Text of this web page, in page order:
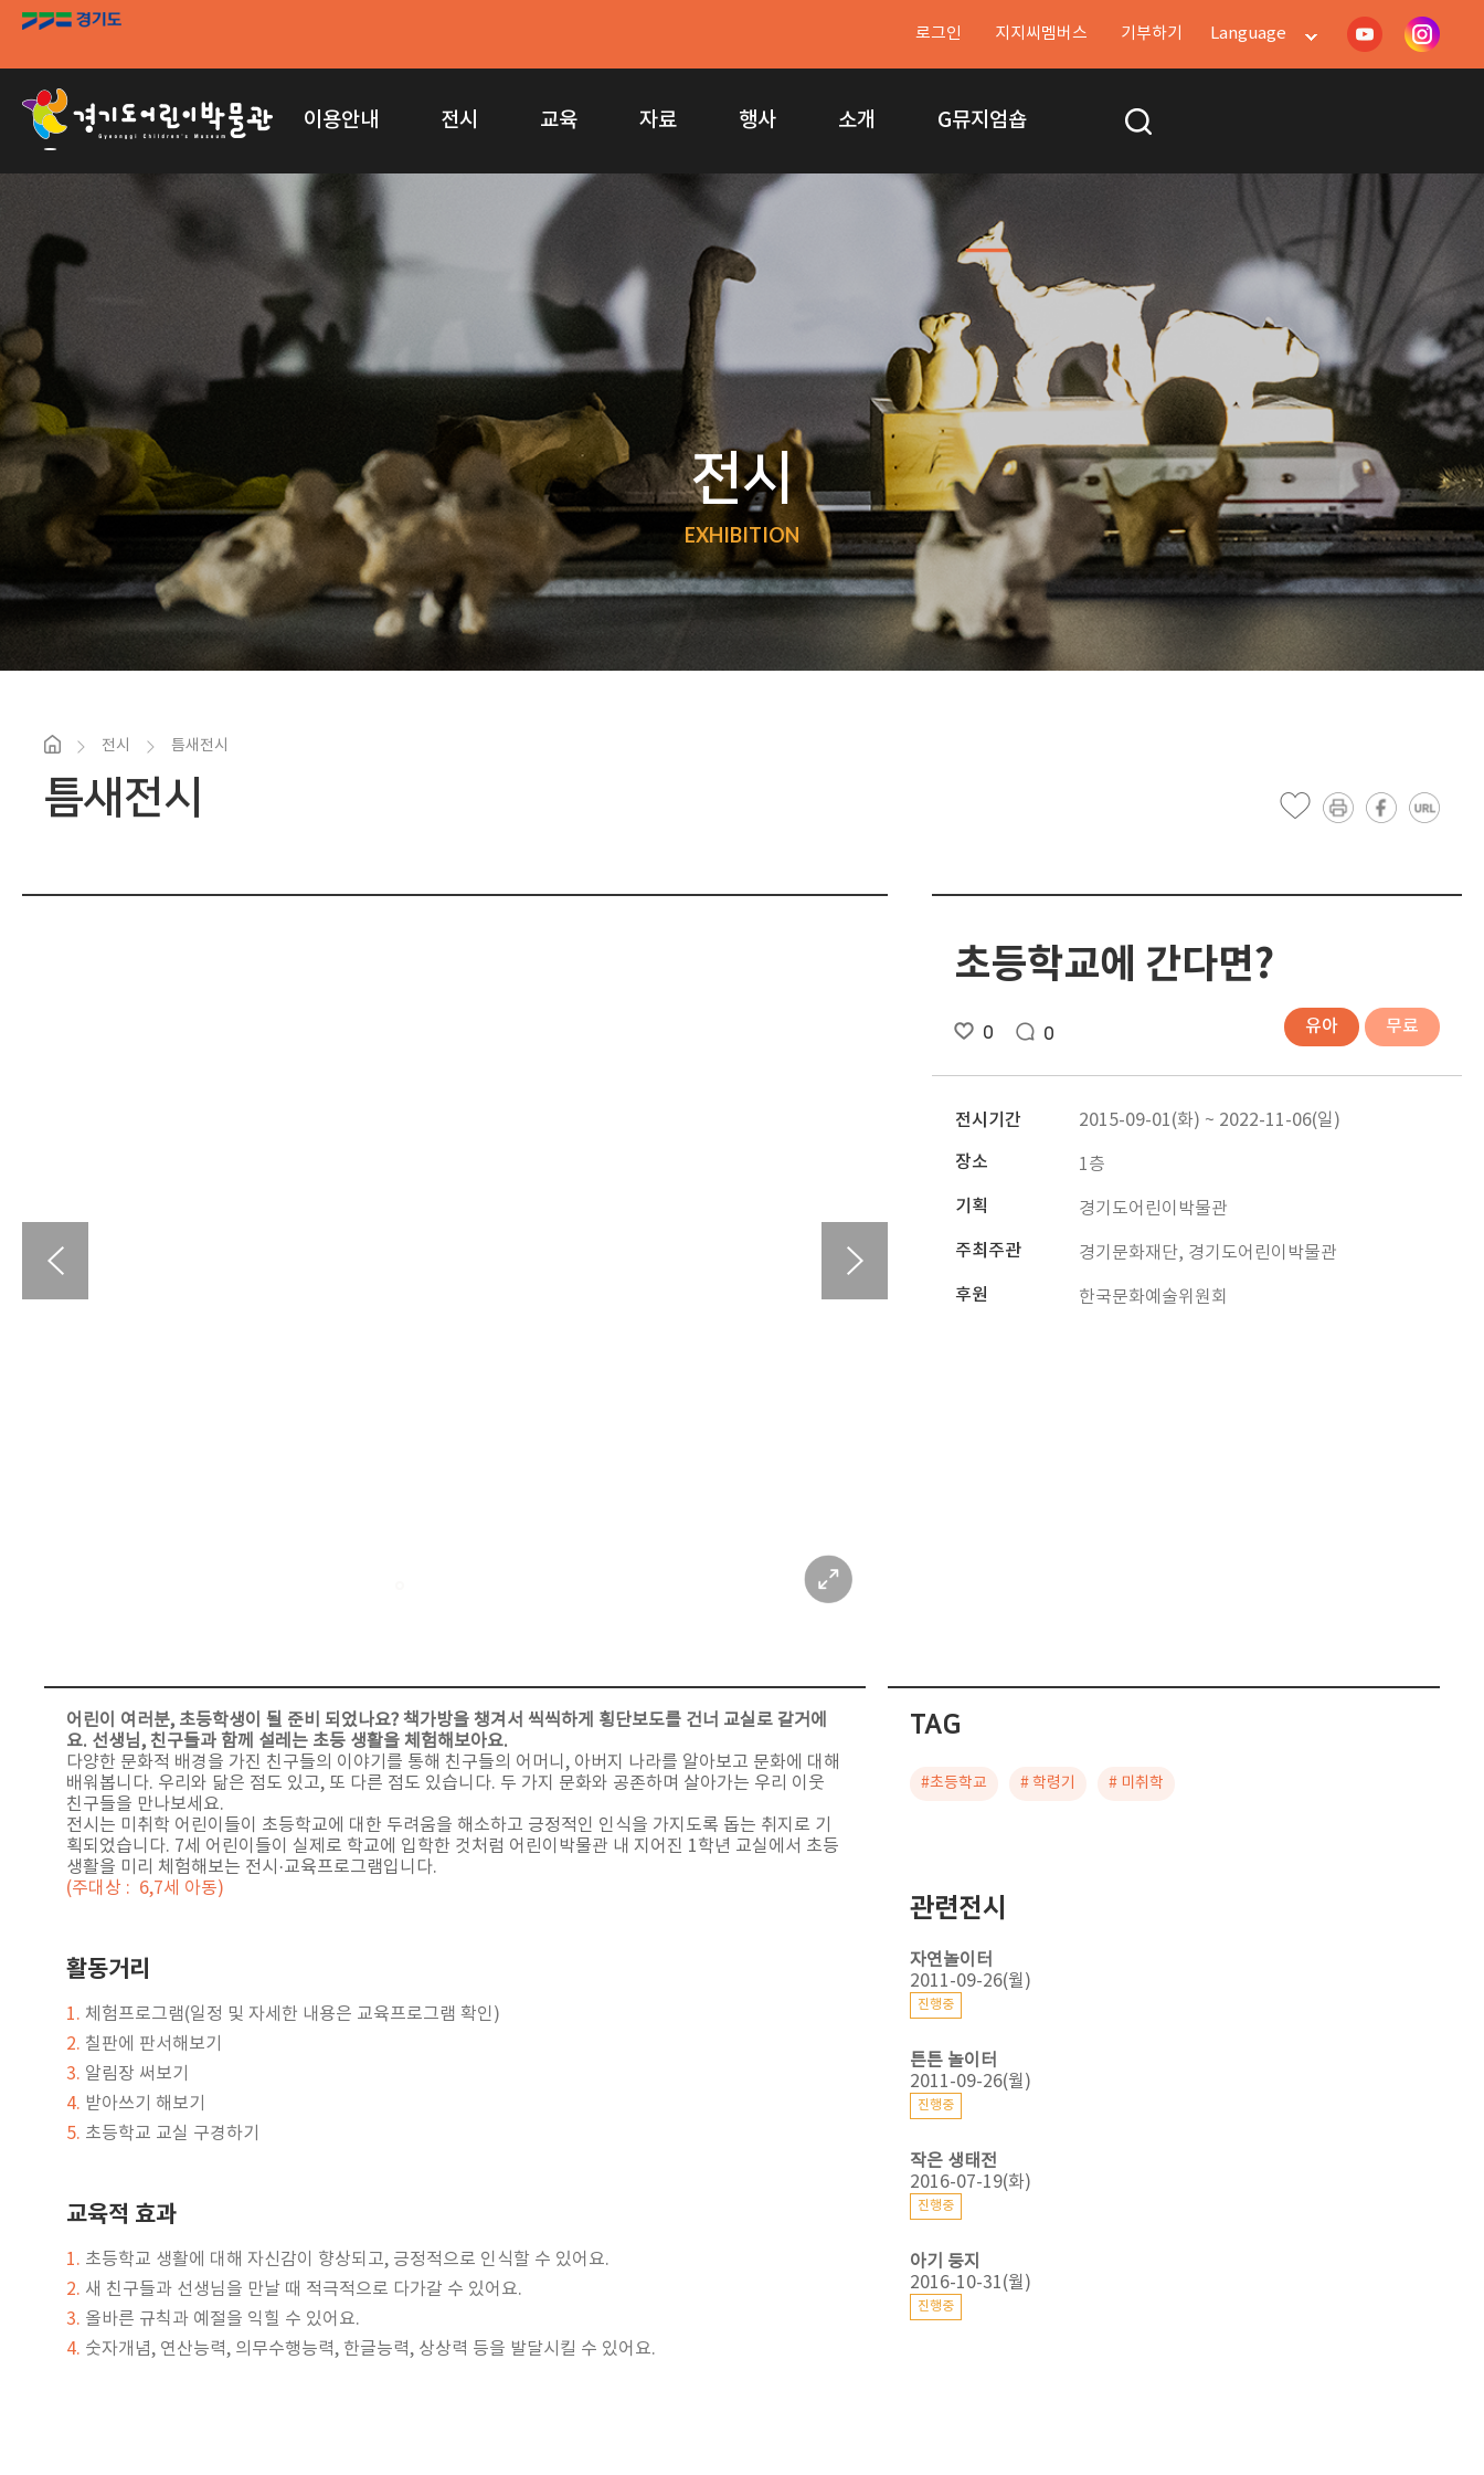
로그인 지지씨멤버스 기부하기 Language
이용안내 전시 교육 자료 행사 소개 G뮤지엄숍
전시
EXHIBITION
전시 틈새전시
틈새전시
초등학교에 간다면?
0 0 유아 무료
전시기간 2015-09-01(화) ~ 2022-11-06(일)
장소 1층
기획 경기도어린이박물관
주최주관 경기문화재단, 경기도어린이박물관
후원 한국문화예술위원회
어린이 여러분, 초등학생이 될 준비 되었나요? 책가방을 챙겨서 씩씩하게 횡단보도를 건너 교실로 갈거에
요. 선생님, 친구들과 함께 설레는 초등 생활을 체험해보아요.
다양한 문화적 배경을 가진 친구들의 이야기를 통해 친구들의 어머니, 아버지 나라를 알아보고 문화에 대해
배워봅니다. 우리와 닮은 점도 있고, 또 다른 점도 있습니다. 두 가지 문화와 공존하며 살아가는 우리 이웃
친구들을 만나보세요.
전시는 미취학 어린이들이 초등학교에 대한 두려움을 해소하고 긍정적인 인식을 가지도록 돕는 취지로 기
획되었습니다. 7세 어린이들이 실제로 학교에 입학한 것처럼 어린이박물관 내 지어진 1학년 교실에서 초등
생활을 미리 체험해보는 전시·교육프로그램입니다.
(주대상 : 6,7세 아동)
활동거리
1. 체험프로그램(일정 및 자세한 내용은 교육프로그램 확인)
2. 칠판에 판서해보기
3. 알림장 써보기
4. 받아쓰기 해보기
5. 초등학교 교실 구경하기
교육적 효과
1. 초등학교 생활에 대해 자신감이 향상되고, 긍정적으로 인식할 수 있어요.
2. 새 친구들과 선생님을 만날 때 적극적으로 다가갈 수 있어요.
3. 올바른 규칙과 예절을 익힐 수 있어요.
4. 숫자개념, 연산능력, 의무수행능력, 한글능력, 상상력 등을 발달시킬 수 있어요.
TAG
#초등학교 # 학령기 # 미취학
관련전시
자연놀이터
2011-09-26(월)
진행중
튼튼 놀이터
2011-09-26(월)
진행중
작은 생태전
2016-07-19(화)
진행중
아기 둥지
2016-10-31(월)
진행중